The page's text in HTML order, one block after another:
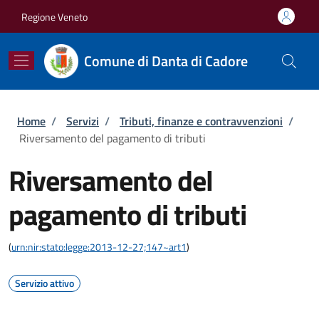
Regione Veneto
Comune di Danta di Cadore
Briciole di pane
Home / Servizi / Tributi, finanze e contravvenzioni /
Riversamento del pagamento di tributi
Riversamento del
pagamento di tributi
(urn:nir:stato:legge:2013-12-27;147~art1)
Servizio attivo